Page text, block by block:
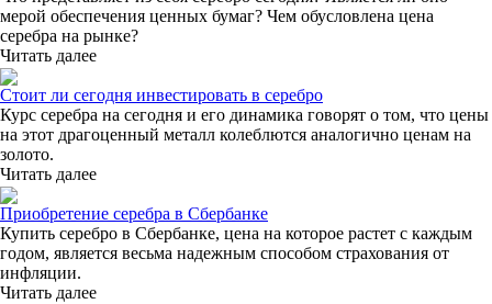
мерой обеспечения ценных бумаг? Чем обусловлена цена
серебра на рынке?
Читать далее
Стоит ли сегодня инвестировать в серебро
Курс серебра на сегодня и его динамика говорят о том, что цены
на этот драгоценный металл колеблются аналогично ценам на
золото.
Читать далее
Приобретение серебра в Сбербанке
Купить серебро в Сбербанке, цена на которое растет с каждым
годом, является весьма надежным способом страхования от
инфляции.
Читать далее